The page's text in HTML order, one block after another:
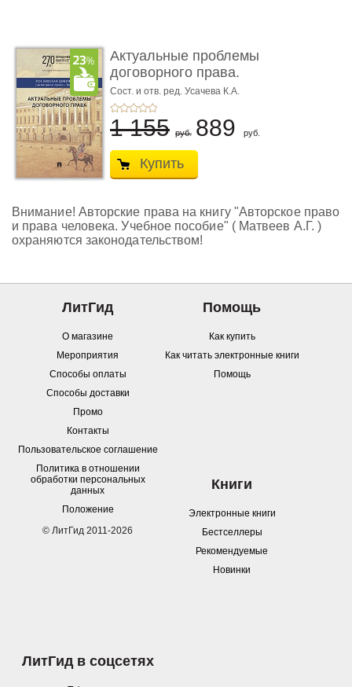
Актуальные проблемы
договорного права.
Выпуск ...
Сост. и отв. ред. Усачева К.А.
1 155 руб. 889 руб.
Купить
Внимание! Авторские права на книгу "Авторское право
и права человека. Учебное пособие" ( Матвеев А.Г. )
охраняются законодательством!
ЛитГид
О магазине
Мероприятия
Способы оплаты
Способы доставки
Промо
Контакты
Пользовательское соглашение
Политика в отношении
обработки персональных
данных
Положение
© ЛитГид 2011-2026
Помощь
Как купить
Как читать электронные книги
Помощь
Книги
Электронные книги
Бестселлеры
Рекомендуемые
Новинки
ЛитГид в соцсетях